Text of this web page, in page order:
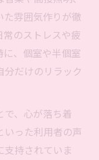
雰囲気作りが徹
のストレスや疲
、個室や半個室
分だけのリラック
で、心が落ち着
いった利用者の声
持されていま